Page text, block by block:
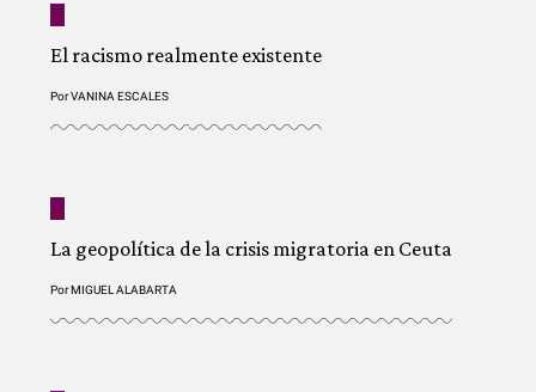
El racismo realmente existente
PorVANINA ESCALES
La geopolítica de la crisis migratoria en Ceuta
PorMIGUEL ALABARTA